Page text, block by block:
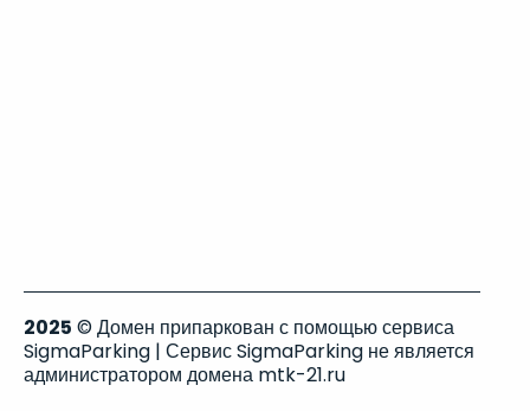
2025 © Домен припаркован с помощью сервиса
SigmaParking | Сервис SigmaParking не является
администратором домена mtk-21.ru